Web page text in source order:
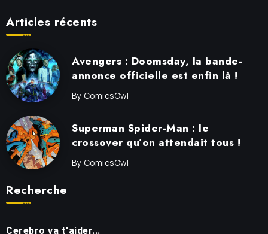
Articles récents
Avengers : Doomsday, la bande-
annonce officielle est enfin là !
By ComicsOwl
Superman Spider-Man : le
crossover qu’on attendait tous !
By ComicsOwl
Recherche
Cerebro va t'aider...